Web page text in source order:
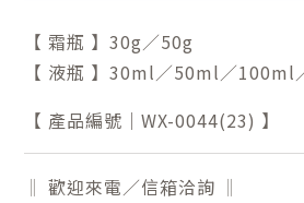
【 霜瓶 】30g／50g
【 液瓶 】30ml／50ml／100ml
【 產品編號｜WX-0044(23) 】
‖ 歡迎來電／信箱洽詢 ‖